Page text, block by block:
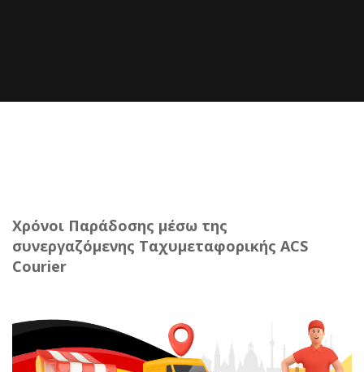
Χρόνοι Παράδοσης μέσω της
συνεργαζόμενης Ταχυμεταφορικής ACS
Courier